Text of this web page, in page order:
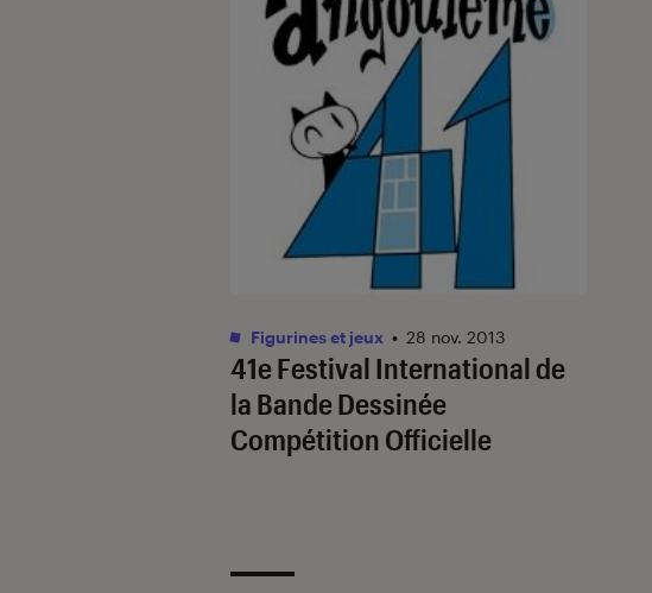
41e Festival International de
la Bande Dessinée
Compétition Officielle
Figurines et jeux • 28 nov. 2013